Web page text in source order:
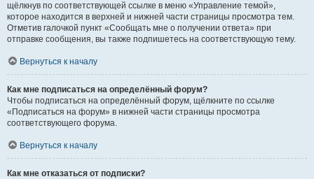
щёлкнув по соответствующей ссылке в меню «Управление темой»,
которое находится в верхней и нижней части страницы просмотра тем.
Отметив галочкой пункт «Сообщать мне о получении ответа» при
отправке сообщения, вы также подпишетесь на соответствующую тему.
Вернуться к началу
Как мне подписаться на определённый форум?
Чтобы подписаться на определённый форум, щёлкните по ссылке
«Подписаться на форум» в нижней части страницы просмотра
соответствующего форума.
Вернуться к началу
Как мне отказаться от подписки?